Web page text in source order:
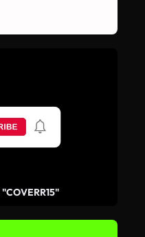
"COVERR15"